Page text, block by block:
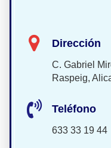
Dirección
C. Gabriel
Raspeig,
Teléfono
633 33 19 44